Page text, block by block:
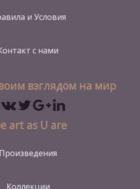
и Условия
с нами
взглядом на мир
art as U are
Произведения
Коллекции